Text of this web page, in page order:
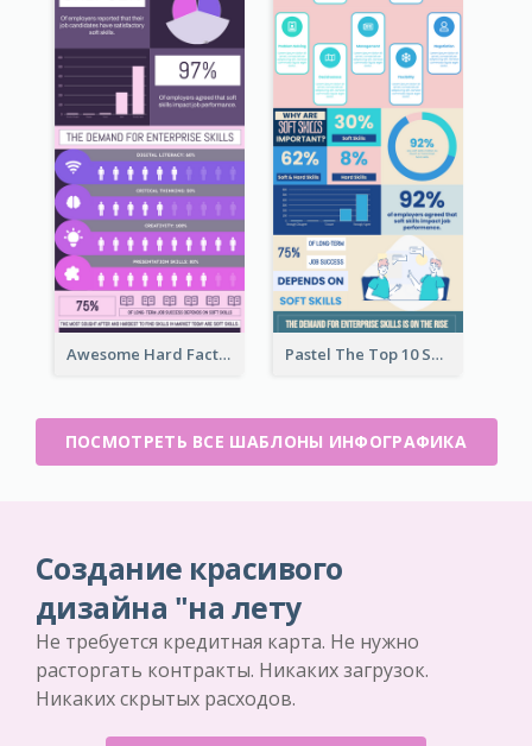
Awesome Hard Facts About Software Skills Infographic Design Pastel The Top 10 Soft Skills Infographic Design
ПОСМОТРЕТЬ ВСЕ ШАБЛОНЫ ИНФОГРАФИКА
Создание красивого
дизайна "на лету
Не требуется кредитная карта. Не нужно
расторгать контракты. Никаких загрузок.
Никаких скрытых расходов.